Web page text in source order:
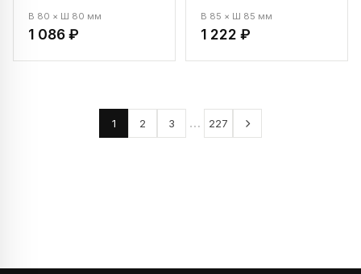
В 80 × Ш 80 мм
1 086 ₽
В 85 × Ш 85 мм
1 222 ₽
1 2 3 … 227